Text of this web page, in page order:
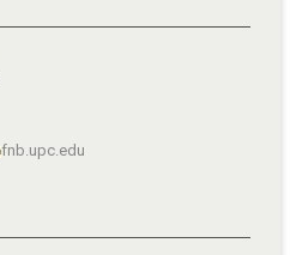
fnb.upc.edu